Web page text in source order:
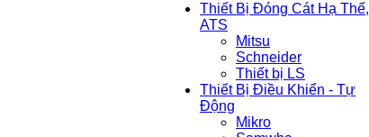
Thiết Bị Đóng Cát Hạ Thế,
ATS
Mitsu
Schneider
Thiết bị LS
Thiết Bị Điều Khiển - Tự
Động
Mikro